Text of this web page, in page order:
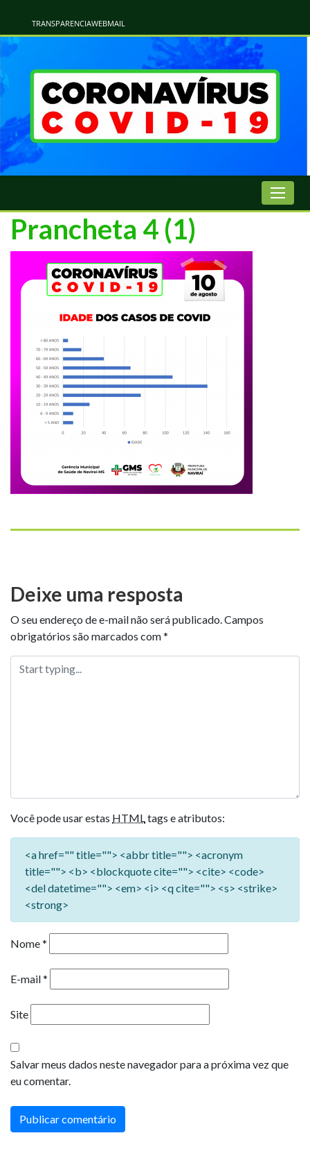
TRANSPARENCIAWEBMAIL
Prancheta 4 (1)
Deixe uma resposta
O seu endereço de e-mail não será publicado.Campos
obrigatórios são marcados com*
Você pode usar estas HTMLtags e atributos:
<a href="" title=""> <abbr title=""> <acronym
title=""> <b> <blockquote cite=""> <cite> <code>
<del datetime=""> <em> <i> <q cite=""> <s> <strike>
<strong>
Nome*
E-mail*
Site
Salvar meus dados neste navegador para a próxima vez que
eu comentar.